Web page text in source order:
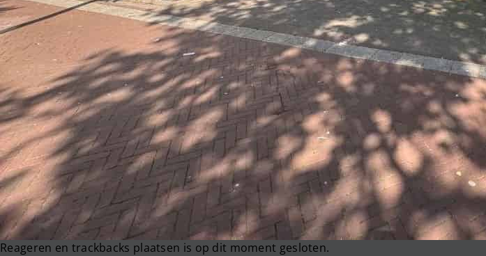
Reageren en trackbacks plaatsen is op dit moment gesloten.